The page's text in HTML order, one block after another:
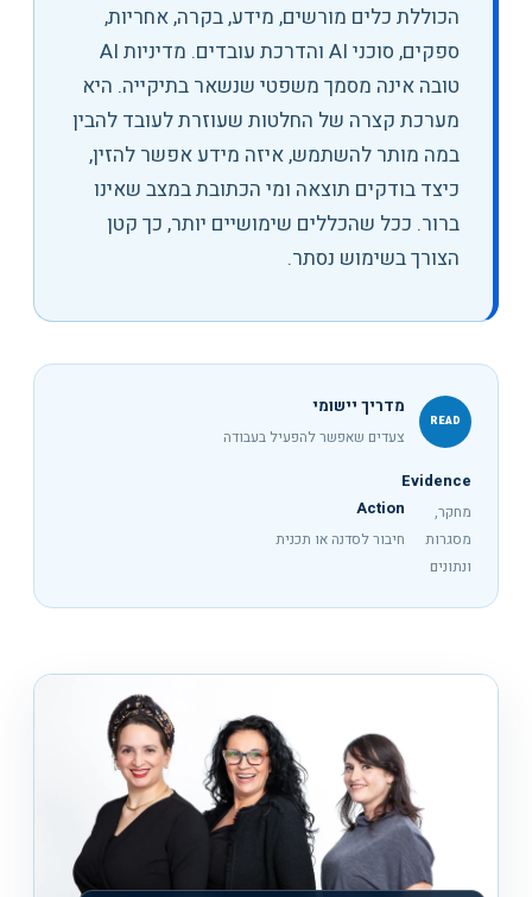
הכוללת כלים מורשים, מידע, בקרה, אחריות,
ספקים, סוכני AI והדרכת עובדים
.
מדיניות AI
טובה אינה מסמך משפטי שנשאר בתיקייה. היא
מערכת קצרה של החלטות שעוזרת לעובד להבין
במה מותר להשתמש, איזה מידע אפשר להזין,
כיצד בודקים תוצאה ומי הכתובת במצב שאינו
ברור. ככל שהכללים שימושיים יותר, כך קטן
הצורך בשימוש נסתר.
READ
מדריך יישומי
צעדים שאפשר להפעיל בעבודה
Evidence
מחקר,
מסגרות
ונתונים
Action
חיבור לסדנה או תכנית